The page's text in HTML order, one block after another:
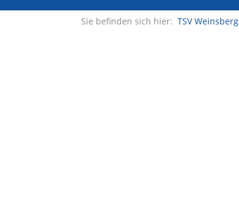
Sie befinden sich hier: TSV Weinsberg